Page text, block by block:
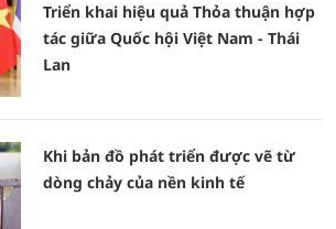
Triển khai hiệu quả Thỏa thuận hợp
tác giữa Quốc hội Việt Nam - Thái
Lan
Khi bản đồ phát triển được vẽ từ
dòng chảy của nền kinh tế